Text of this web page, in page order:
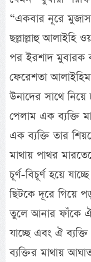
“একবার নূরে
ছল্লাল্লাহু আলাইহি
পর ইরশাদ
ফেরেশতা
উনাদের সাথে
পেলাম এক ব্যক্তি
এক ব্যক্তি তার
মাথায় পাথর
চূর্ণ-বিচূর্ণ হয়ে
ছিটকে দূরে গিয়ে
তুলে আনার ফাঁকে ঐ
যাচ্ছে এবং ঐ
ব্যক্তির মাথায়